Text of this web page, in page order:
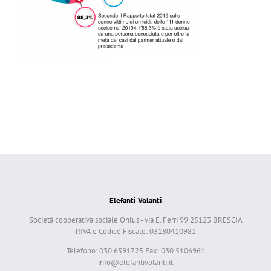
Elefanti Volanti
Società cooperativa sociale Onlus - via E. Ferri 99 25123 BRESCIA
P.IVA e Codice Fiscale: 03180410981
Telefono: 030 6591725 Fax: 030 5106961
info@elefantivolanti.it